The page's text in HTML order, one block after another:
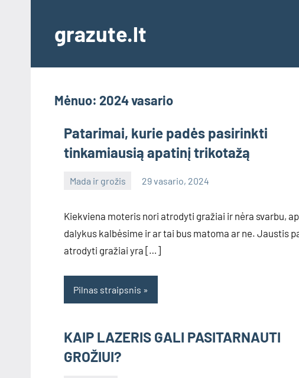
contentgrazute.lt
Mėnuo: 2024 vasario
Patarimai, kurie padės pasirinkti
tinkamiausią apatinį trikotažą
Mada ir grožis 29 vasario, 2024
info@grazute.lt
Kiekviena moteris nori atrodyti gražiai ir nėra svarbu,
dalykus kalbėsime ir ar tai bus matoma ar ne. Jaustis
atrodyti gražiai yra […]
Pilnas straipsnis
KAIP LAZERIS GALI PASITARNAUTI
GROŽIUI?